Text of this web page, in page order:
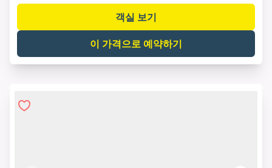
객실 보기
이 가격으로 예약하기